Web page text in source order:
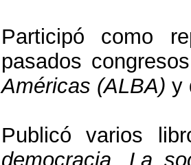
Participó como
pasados
Américas (ALBA) y
Publicó varios
democracia
La